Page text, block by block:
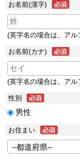
お名前(漢字)
(英字名の場合は、ア
お名前(カナ)
(英字名の場合は、ア
性別
男性
お住まい